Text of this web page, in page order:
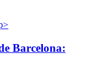
Barcelona: